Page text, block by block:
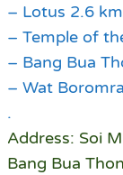
– Lotus 2.6
– Temple of
– Bang Bua
– Wat
.
Address: Soi
Bang Bua